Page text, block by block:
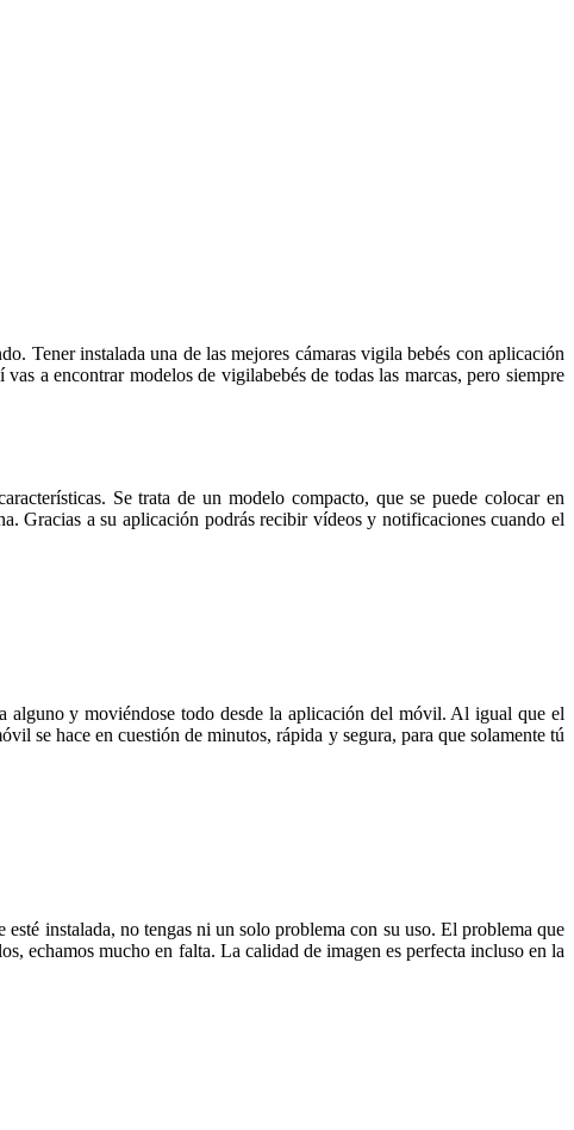
Tener instalada una de las mejores cámaras vigila bebés con aplicación
a encontrar modelos de vigilabebés de todas las marcas, pero siempre
Se trata de un modelo compacto, que se puede colocar en
Gracias a su aplicación podrás recibir vídeos y notificaciones cuando el
alguno y moviéndose todo desde la aplicación del móvil. Al igual que el
se hace en cuestión de minutos, rápida y segura, para que solamente tú
instalada, no tengas ni un solo problema con su uso. El problema que
echamos mucho en falta. La calidad de imagen es perfecta incluso en la